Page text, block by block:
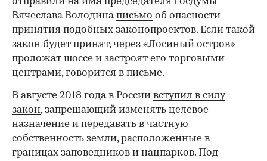
Вячеслава Володинаписьмо об опасности
принятия подобных законопроектов. Если такой
закон будет принят, через «Лосиный остров»
проложат шоссе и застроят его торговыми
центрами, говорится в письме.
В августе 2018 года в России вступил в силу
закон, запрещающий изменять целевое
назначение и передавать в частную
собственность земли, расположенные в
границах заповедников и нацпарков. Под